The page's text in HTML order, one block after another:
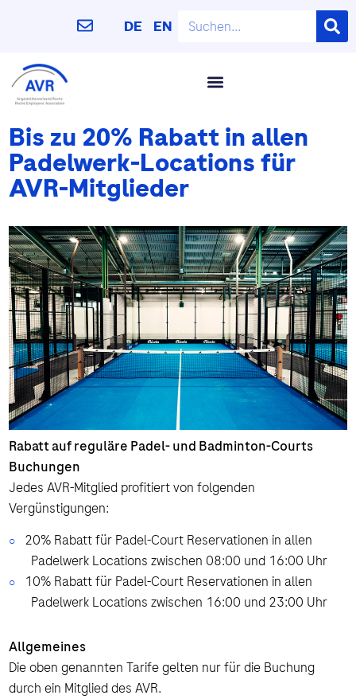
DE EN
Bis zu 20% Rabatt in allen
Padelwerk-Locations für
AVR-Mitglieder
Rabatt auf reguläre Padel- und Badminton-Courts
Buchungen
Jedes AVR-Mitglied profitiert von folgenden
Vergünstigungen:
20% Rabatt für Padel-Court Reservationen in allen
Padelwerk Locations zwischen 08:00 und 16:00 Uhr
10% Rabatt für Padel-Court Reservationen in allen
Padelwerk Locations zwischen 16:00 und 23:00 Uhr
Allgemeines
Die oben genannten Tarife gelten nur für die Buchung
durch ein Mitglied des AVR.